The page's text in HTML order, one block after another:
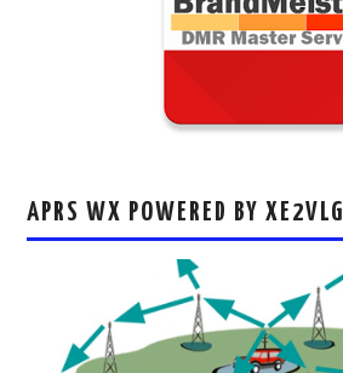
APRS WX POWERED BY XE2VLG